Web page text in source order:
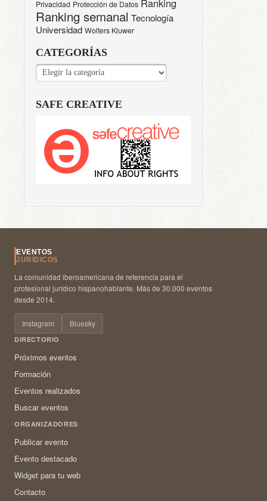
Privacidad Protección de Datos
Ranking semanal Tecnología
Universidad Wolters Kluwer
CATEGORÍAS
CATEGORÍAS
SAFE CREATIVE
EVENTOS
JURÍDICOS
La comunidad iberoamericana de referencia para el
profesional jurídico hispanohablante. Más de 30.000 eventos
desde 2014.
Instagram Bluesky
DIRECTORIO
Próximos eventos
Formación
Eventos realizados
Buscar eventos
ORGANIZADORES
Publicar evento
Evento destacado
Widget para tu web
Contacto